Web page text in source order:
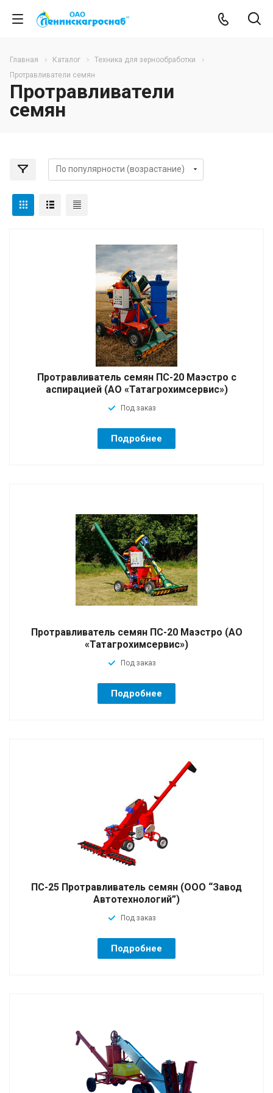
Главная Каталог
Техника для зернообработки
Протравливатели семян
Протравливатели
семян
Протравливатель семян ПС-20 Маэстро с
аспирацией (АО «Татагрохимсервис»)
Под заказ
Подробнее
Протравливатель семян ПС-20 Маэстро (АО
«Татагрохимсервис»)
Под заказ
Подробнее
ПС-25 Протравливатель семян (ООО “Завод
Автотехнологий”)
Под заказ
Подробнее